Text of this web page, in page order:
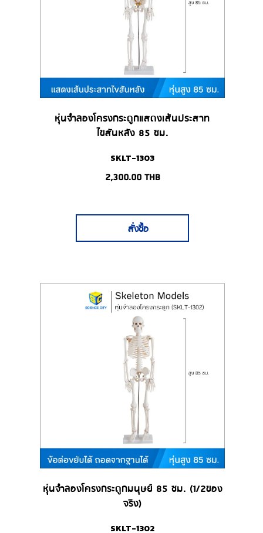
หุ่นจำลองโครงกระดูกแสดงเส้นประสาท
ไขสันหลัง 85 ซม.
SKLT-1303
2,300.00THB
สั่งซื้อ
หุ่นจำลองโครงกระดูกมนุษย์ 85 ซม. (1/2ของ
จริง)
SKLT-1302